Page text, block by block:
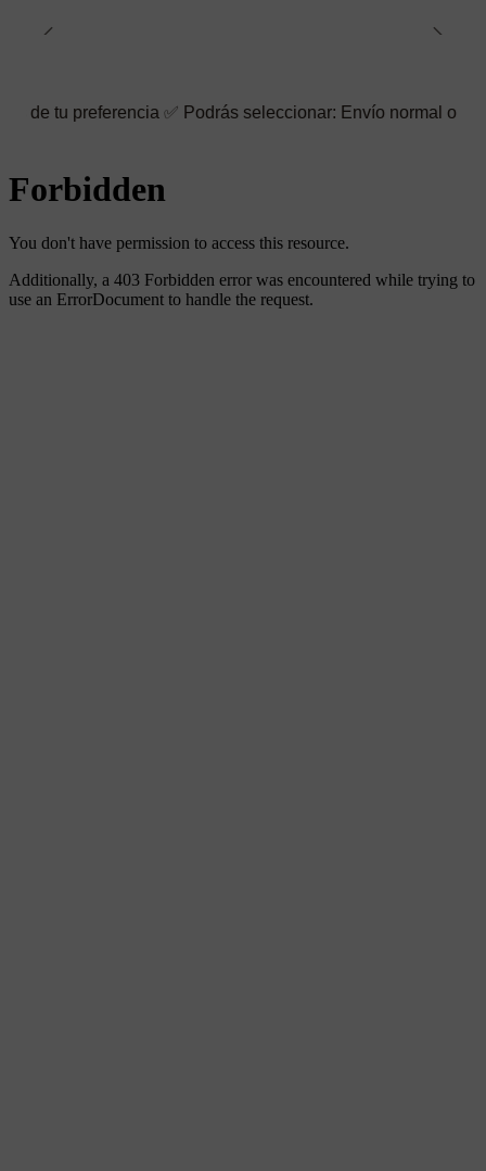
✅ Podrás seleccionar: Envío normal o rápido ☑️